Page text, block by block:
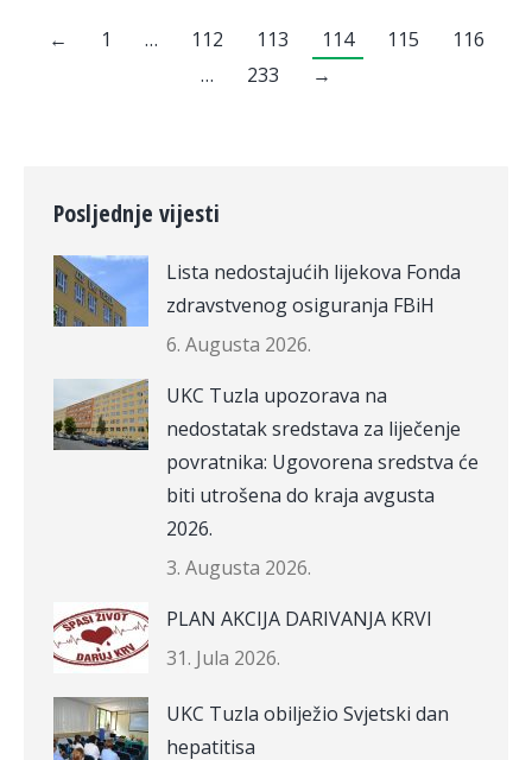
← 1 … 112 113 114 115
116
…
233 →
Posljednje vijesti
Lista nedostajućih lijekova Fonda
zdravstvenog osiguranja FBiH
6. Augusta 2026.
UKC Tuzla upozorava na
nedostatak sredstava za liječenje
povratnika: Ugovorena sredstva će
biti utrošena do kraja avgusta
2026.
3. Augusta 2026.
PLAN AKCIJA DARIVANJA KRVI
31. Jula 2026.
UKC Tuzla obilježio Svjetski dan
hepatitisa